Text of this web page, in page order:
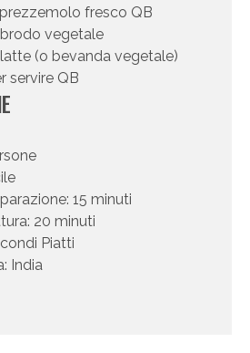
fresco QB
vegetale
(o bevanda vegetale)
servire QB
15 minuti
20 minuti
Piatti
India